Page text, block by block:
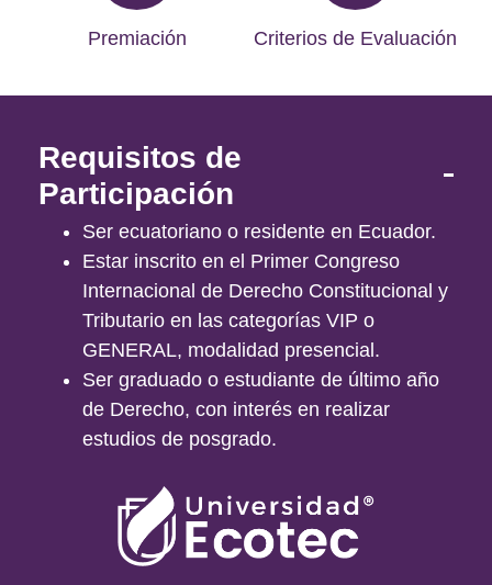
Premiación Criterios de Evaluación
Requisitos de
Participación
Ser ecuatoriano o residente en Ecuador.
Estar inscrito en el Primer Congreso
Internacional de Derecho Constitucional y
Tributario en las categorías VIP o
GENERAL, modalidad presencial.
Ser graduado o estudiante de último año
de Derecho, con interés en realizar
estudios de posgrado.